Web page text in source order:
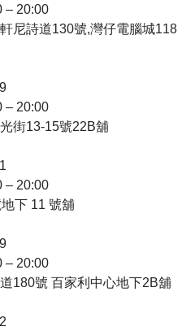
– 20:00
尼詩道130號,灣仔電腦城118
– 20:00
街13-15號22B舖
– 20:00
下 11 號舖
– 20:00
180號 百家利中心地下2B舖